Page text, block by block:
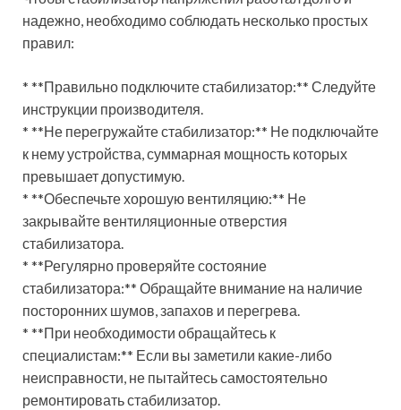
надежно, необходимо соблюдать несколько простых
правил:
* **Правильно подключите стабилизатор:** Следуйте
инструкции производителя.
* **Не перегружайте стабилизатор:** Не подключайте
к нему устройства, суммарная мощность которых
превышает допустимую.
* **Обеспечьте хорошую вентиляцию:** Не
закрывайте вентиляционные отверстия
стабилизатора.
* **Регулярно проверяйте состояние
стабилизатора:** Обращайте внимание на наличие
посторонних шумов, запахов и перегрева.
* **При необходимости обращайтесь к
специалистам:** Если вы заметили какие-либо
неисправности, не пытайтесь самостоятельно
ремонтировать стабилизатор.